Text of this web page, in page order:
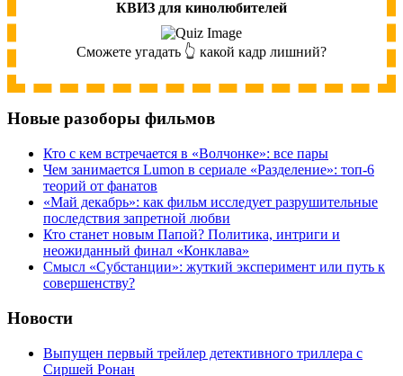
КВИЗ для кинолюбителей
Сможете угадать 👆 какой кадр лишний?
Новые разоборы фильмов
Кто с кем встречается в «Волчонке»: все пары
Чем занимается Lumon в сериале «Разделение»: топ-6
теорий от фанатов
«Май декабрь»: как фильм исследует разрушительные
последствия запретной любви
Кто станет новым Папой? Политика, интриги и
неожиданный финал «Конклава»
Cмысл «Субстанции»: жуткий эксперимент или путь к
совершенству?
Новости
Выпущен первый трейлер детективного триллера с
Сиршей Ронан